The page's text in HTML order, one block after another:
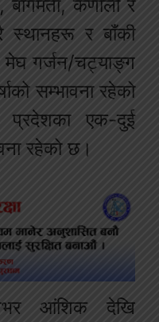
कर्णाली र
स्थानहरू र बाँकी
गर्जन/चट्याङ्ग
सम्भावना रहेको
प्रदेशका एक-दुई
रहेको छ।
आंशिक देखि